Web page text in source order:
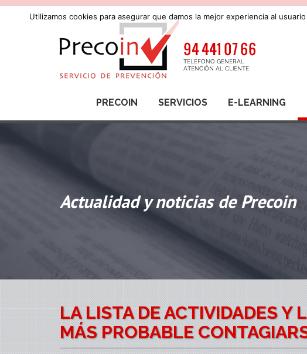
PRECOIN SERVICIOS E-LEARNING
Actualidad y noticias de Precoin
LA LISTA DE ACTIVIDADES Y
MÁS PROBABLE
Utilizamos cookies para asegurar que damos la mejor experiencia al